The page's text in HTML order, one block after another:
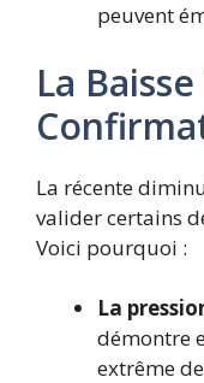
peuvent
La
La récente
valider certains
Voici pourquoi :
La
démontre
extrême